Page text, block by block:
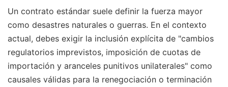
Un contrato estándar suele definir la fuerza mayor
como desastres naturales o guerras. En el contexto
actual, debes exigir la inclusión explícita de "cambios
regulatorios imprevistos, imposición de cuotas de
importación y aranceles punitivos unilaterales" como
causales válidas para la renegociación o terminación